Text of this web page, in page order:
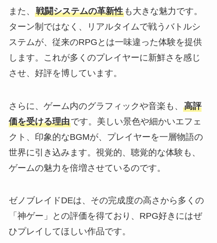
また、 戦闘システムの革新性も大きな魅力です。
ターン制ではなく、リアルタイムで戦うバトルシ
ステムが、従来のRPGとは一味違った体験を提供
します。これが多くのプレイヤーに新鮮さを感じ
させ、好評を博しています。
さらに、ゲーム内のグラフィックや音楽も、 高評
価を受ける理由です。美しい景色や細かいエフェ
クト、印象的なBGMが、プレイヤーを一層物語の
世界に引き込みます。視覚的、聴覚的な体験も、
ゲームの魅力を倍増させているのです。
ゼノブレイドDEは、その完成度の高さから多くの
「神ゲー」との評価を得ており、RPG好きにはぜ
ひプレイしてほしい作品です。